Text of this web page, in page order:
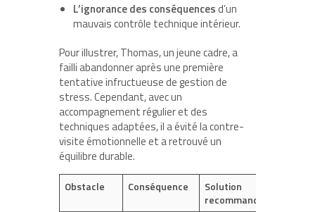
L’ignorance des conséquencesd’un
mauvais contrôle technique intérieur.
Pour illustrer, Thomas, un jeune cadre, a
failli abandonner après une première
tentative infructueuse de gestion de
stress. Cependant, avec un
accompagnement régulier et des
techniques adaptées, il a évité la contre-
visite émotionnelle et a retrouvé un
équilibre durable.
Obstacle Conséquence
Solution
recommandée